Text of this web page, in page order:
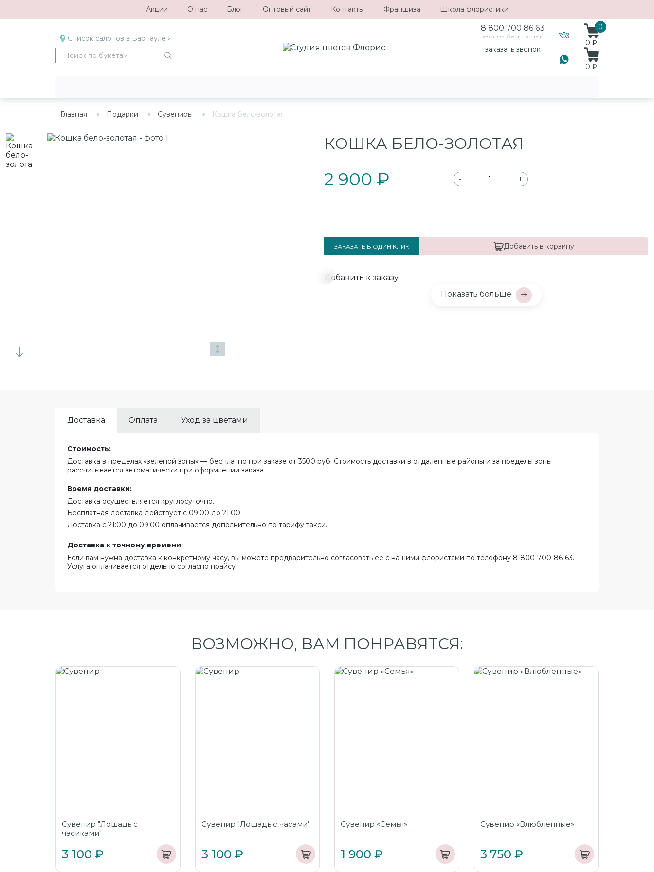
Акции О нас Блог Оптовый сайт Контакты Франшиза Школа флористики
Список салонов в Барнауле
8 800 700 86 63
звонок бесплатный
заказать звонок
0
0 ₽
0
0 ₽
Главная Подарки Сувениры Кошка бело-золотая
КОШКА БЕЛО-ЗОЛОТАЯ
2 900 ₽ - +
ЗАКАЗАТЬ В ОДИН КЛИК Добавить в корзину
Добавить к заказу
Показать больше
Доставка Оплата Уход за цветами
Стоимость:
Доставка в пределах «зеленой зоны» — бесплатно при заказе от 3500 руб. Стоимость доставки в отдаленные районы и за пределы зоны
рассчитывается автоматически при оформлении заказа.
Время доставки:
Доставка осуществляется круглосуточно.
Бесплатная доставка действует с 09:00 до 21:00.
Доставка с 21:00 до 09:00 оплачивается дополнительно по тарифу такси.
Доставка к точному времени:
Если вам нужна доставка к конкретному часу, вы можете предварительно согласовать её с нашими флористами по телефону 8-800-700-86-63.
Услуга оплачивается отдельно согласно прайсу.
ВОЗМОЖНО, ВАМ ПОНРАВЯТСЯ:
Сувенир "Лошадь с
часиками"
3 100 ₽
Сувенир "Лошадь с часами"
3 100 ₽
Сувенир «Семья»
1 900 ₽
Сувенир «Влюбленные»
3 750 ₽